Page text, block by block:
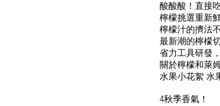
酸酸酸！直接
檸檬挑選重新
檸檬汁的擠法
最新潮的檸檬
省力工具研發
關於檸檬和萊
水果小花絮 水
4秋季香氣！